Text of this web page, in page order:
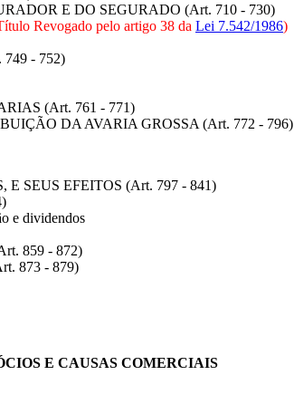
E DO SEGURADO (Art. 710 - 730)
Revogado pelo artigo 38 da Lei 7.542/1986)
- 752)
(Art. 761 - 771)
DA AVARIA GROSSA (Art. 772 - 796)
SEUS EFEITOS (Art. 797 - 841)
e dividendos
859 - 872)
873 - 879)
E CAUSAS COMERCIAIS